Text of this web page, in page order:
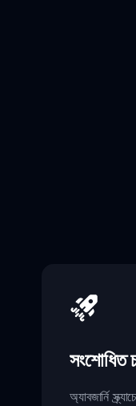
সংশোধিত
অ্যাবজার্নি